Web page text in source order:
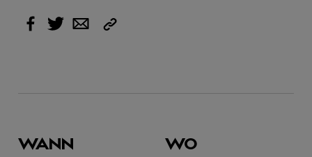
Facebook
TwitterEmail Link
WANN WO